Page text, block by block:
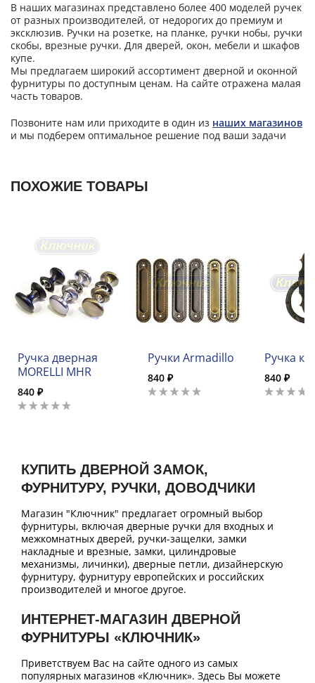
В наших магазинах представлено более 400 моделей ручек
от разных производителей, от недорогих до премиум и
эксклюзив. Ручки на розетке, на планке, ручки нобы, ручки
скобы, врезные ручки. Для дверей, окон, мебели и шкафов
купе.
Мы предлагаем широкий ассортимент дверной и оконной
фурнитуры по доступным ценам. На сайте отражена малая
часть товаров.
Позвоните нам или приходите в один из наших магазинов
и мы подберем оптимальное решение под ваши задачи
ПОХОЖИЕ ТОВАРЫ
Ручка дверная
MORELLI MHR
840 ₽
Ручки Armadillo
840 ₽
Ручка
840 ₽
КУПИТЬ ДВЕРНОЙ ЗАМОК,
ФУРНИТУРУ, РУЧКИ, ДОВОДЧИКИ
Магазин "Ключник" предлагает огромный выбор
фурнитуры, включая дверные ручки для входных и
межкомнатных дверей, ручки-защелки, замки
накладные и врезные, замки, цилиндровые
механизмы, личинки), дверные петли, дизайнерскую
фурнитуру, фурнитуру европейских и российских
производителей и многое другое.
ИНТЕРНЕТ-МАГАЗИН ДВЕРНОЙ
ФУРНИТУРЫ «КЛЮЧНИК»
Приветствуем Вас на сайте одного из самых
популярных магазинов «Ключник». Здесь Вы можете